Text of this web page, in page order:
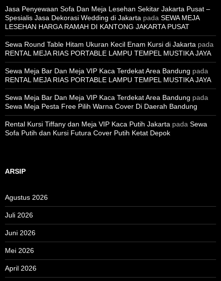
Jasa Penyewaan Sofa Dan Meja Lesehan Sekitar Jakarta Pusat –
Spesialis Jasa Dekorasi Wedding di Jakarta pada SEWA MEJA
LESEHAN HARGA RAMAH DI KANTONG JAKARTA PUSAT
Sewa Round Table Hitam Ukuran Kecil Enam Kursi di Jakarta pada
RENTAL MEJA RIAS PORTABLE LAMPU TEMPEL MUSTIKA JAYA
Sewa Meja Bar Dan Meja VIP Kaca Terdekat Area Bandung pada
RENTAL MEJA RIAS PORTABLE LAMPU TEMPEL MUSTIKA JAYA
Sewa Meja Bar Dan Meja VIP Kaca Terdekat Area Bandung pada
Sewa Meja Pesta Free Pilih Warna Cover Di Daerah Bandung
Rental Kursi Tiffany dan Meja VIP Kaca Putih Jakarta pada Sewa
Sofa Putih dan Kursi Futura Cover Putih Ketat Depok
ARSIP
Agustus 2026
Juli 2026
Juni 2026
Mei 2026
April 2026